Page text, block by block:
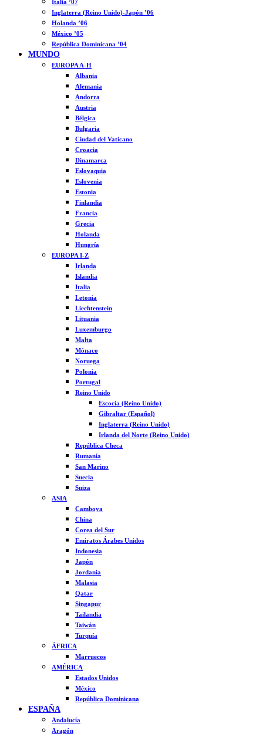
Italia ’07
Inglaterra (Reino Unido)-Japón ’06
Holanda ’06
México ’05
República Dominicana ’04
MUNDO
EUROPA A-H
Albania
Alemania
Andorra
Austria
Bélgica
Bulgaria
Ciudad del Vaticano
Croacia
Dinamarca
Eslovaquia
Eslovenia
Estonia
Finlandia
Francia
Grecia
Holanda
Hungría
EUROPA I-Z
Irlanda
Islandia
Italia
Letonia
Liechtenstein
Lituania
Luxemburgo
Malta
Mónaco
Noruega
Polonia
Portugal
Reino Unido
Escocia (Reino Unido)
Gibraltar (Español)
Inglaterra (Reino Unido)
Irlanda del Norte (Reino Unido)
República Checa
Rumanía
San Marino
Suecia
Suiza
ASIA
Camboya
China
Corea del Sur
Emiratos Árabes Unidos
Indonesia
Japón
Jordania
Malasia
Qatar
Singapur
Tailandia
Taiwán
Turquía
ÁFRICA
Marruecos
AMÉRICA
Estados Unidos
México
República Dominicana
ESPAÑA
Andalucía
Aragón